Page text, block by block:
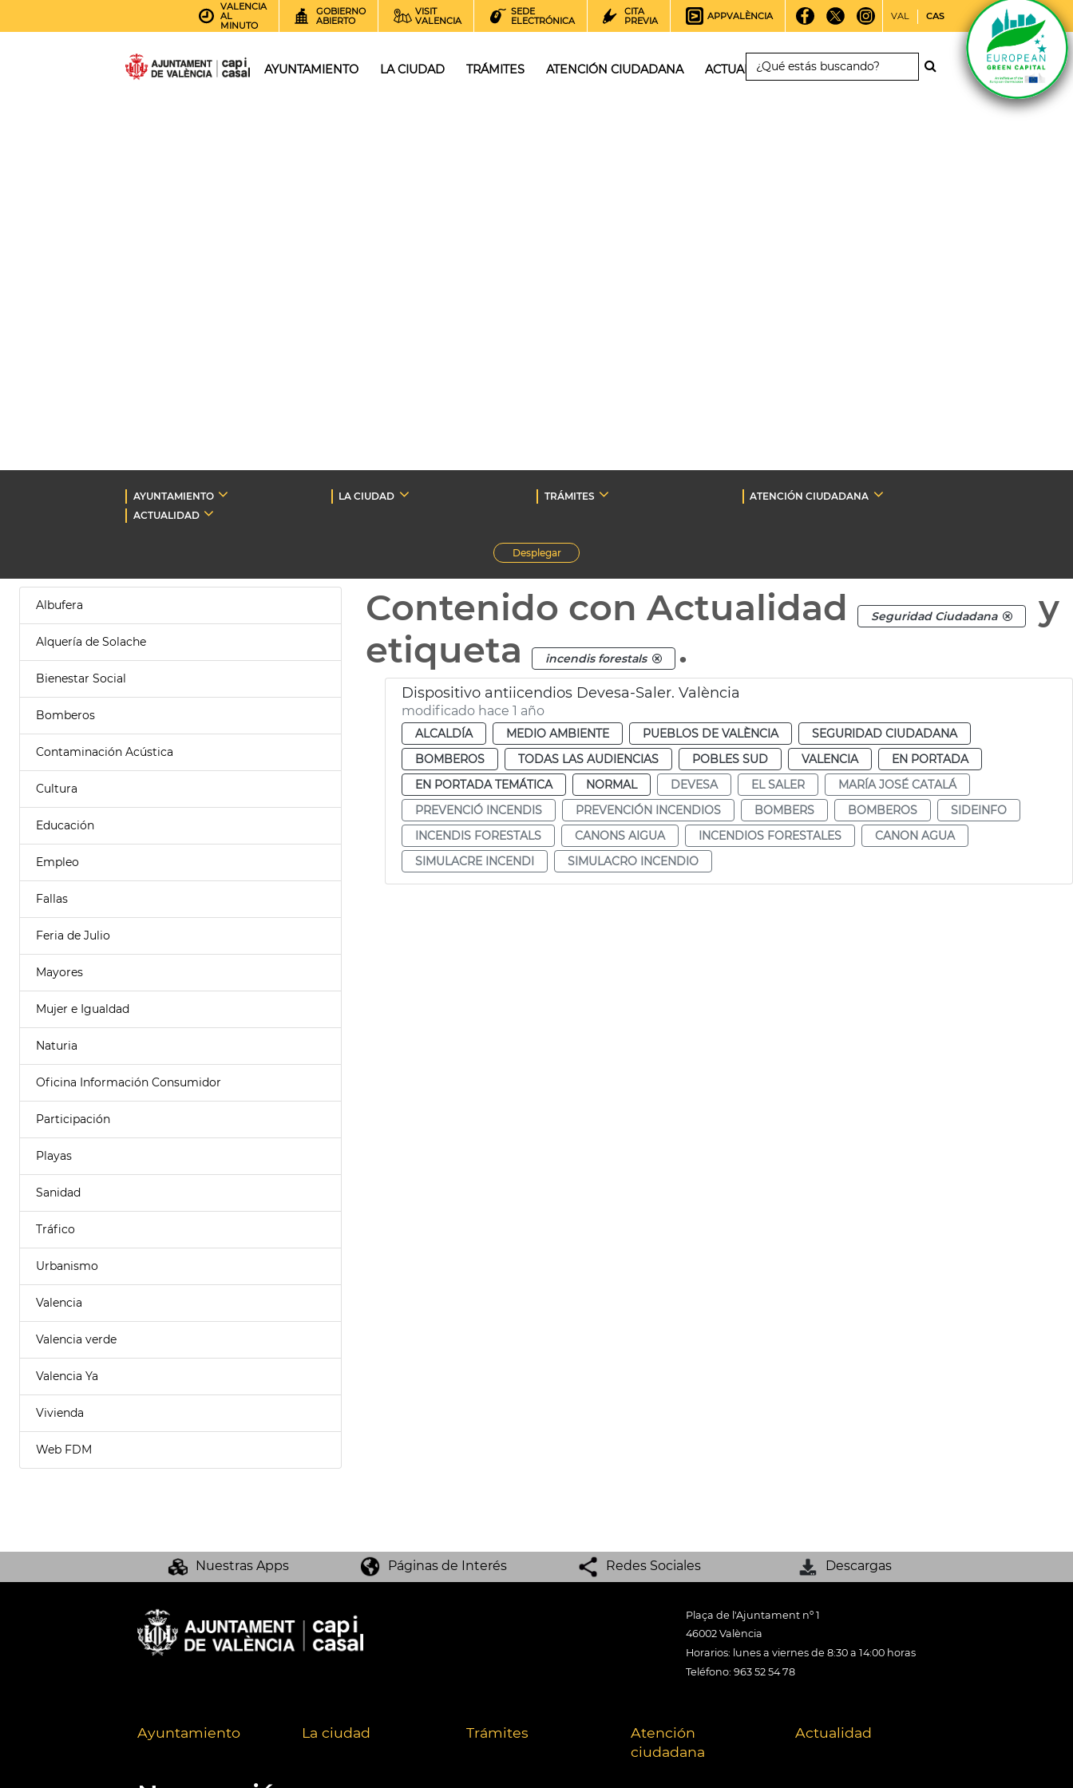
VALENCIA
AL
MINUTO
GOBIERNO
ABIERTO
VISIT
VALENCIA
SEDE
ELECTRÓNICA
CITA
PREVIA
APPVALÈNCIA VAL CAS
AYUNTAMIENTO LA CIUDAD TRÁMITES ATENCIÓN CIUDADANA ACTUALIDAD
AYUNTAMIENTO LA CIUDAD TRÁMITES
ATENCIÓN CIUDADANA
ACTUALIDAD
Desplegar
Albufera
Alquería de Solache
Bienestar Social
Bomberos
Contaminación Acústica
Cultura
Educación
Empleo
Fallas
Feria de Julio
Mayores
Mujer e Igualdad
Naturia
Oficina Información Consumidor
Participación
Playas
Sanidad
Tráfico
Urbanismo
Valencia
Valencia verde
Valencia Ya
Vivienda
Web FDM
Contenido con Actualidad Seguridad Ciudadana
y
etiqueta
incendis forestals .
Dispositivo antiicendios Devesa-Saler. València
modificado hace 1 año
ALCALDÍA MEDIO AMBIENTE PUEBLOS DE VALÈNCIA
SEGURIDAD CIUDADANA
BOMBEROS
TODAS LAS AUDIENCIAS POBLES SUD VALENCIA
EN PORTADA
EN PORTADA TEMÁTICA
NORMAL DEVESA EL SALER
MARÍA JOSÉ CATALÁ
PREVENCIÓ INCENDIS
PREVENCIÓN INCENDIOS BOMBERS BOMBEROS
SIDEINFO
INCENDIS FORESTALS
CANONS AIGUA INCENDIOS FORESTALES
CANON AGUA
SIMULACRE INCENDI
SIMULACRO INCENDIO
Nuestras Apps Páginas de Interés Redes Sociales Descargas
Plaça de l'Ajuntament nº 1
46002 València
Horarios: lunes a viernes de 8:30 a 14:00 horas
Teléfono: 963 52 54 78
Ayuntamiento La ciudad Trámites
Atención
ciudadana
Actualidad